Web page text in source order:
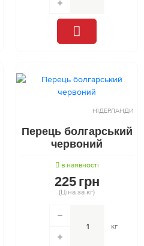
НІДЕРЛАНДИ
Перець болгарський
червоний
в наявності
225 грн
(Ціна за кг)
кг